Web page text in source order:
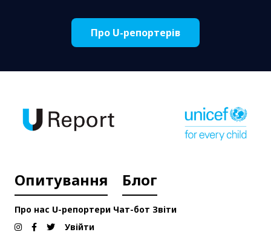
Про U-репортерів
Опитування Блог
Про нас U-репортери Чат-бот Звіти
Увійти